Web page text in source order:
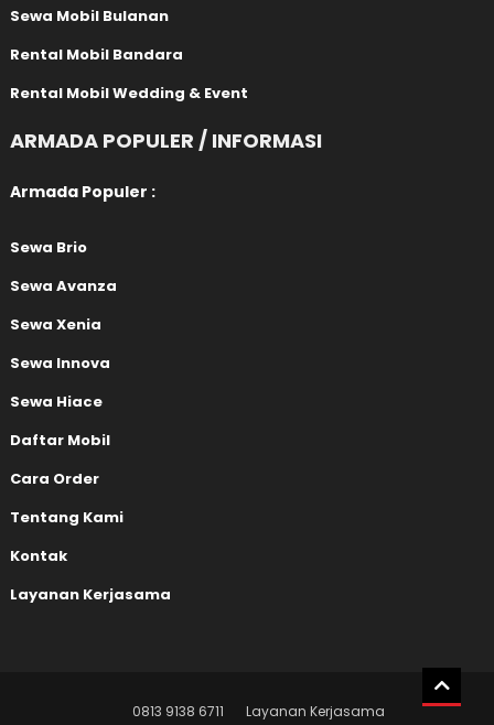
Sewa Mobil Bulanan
Rental Mobil Bandara
Rental Mobil Wedding & Event
ARMADA POPULER / INFORMASI
Armada Populer :
Sewa Brio
Sewa Avanza
Sewa Xenia
Sewa Innova
Sewa Hiace
Daftar Mobil
Cara Order
Tentang Kami
Kontak
Layanan Kerjasama
0813 9138 6711 Layanan Kerjasama